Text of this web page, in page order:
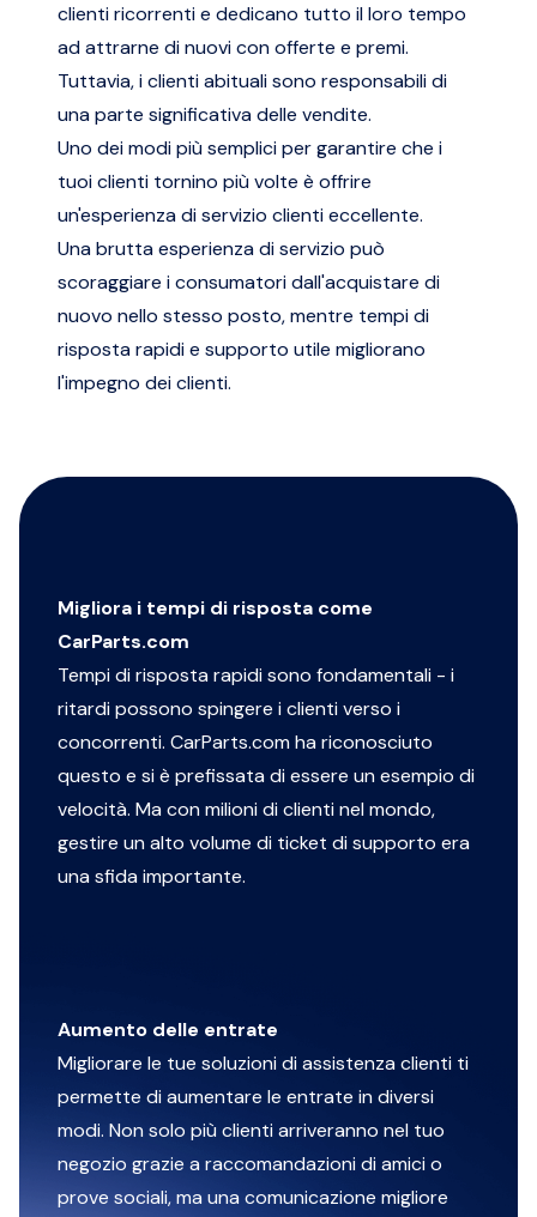
clienti ricorrenti e dedicano tutto il loro tempo
ad attrarne di nuovi con offerte e premi.
Tuttavia, i clienti abituali sono responsabili di
una parte significativa delle vendite.
Uno dei modi più semplici per garantire che i
tuoi clienti tornino più volte è offrire
un'esperienza di servizio clienti eccellente.
Una brutta esperienza di servizio può
scoraggiare i consumatori dall'acquistare di
nuovo nello stesso posto, mentre tempi di
risposta rapidie supporto utile migliorano
l'impegno dei clienti.
Migliora i tempi di risposta come
CarParts.com
Tempi di risposta rapidi sono fondamentali - i
ritardi possono spingere i clienti verso i
concorrenti. CarParts.comha riconosciuto
questo e si è prefissata di essere un esempio di
velocità. Ma con milioni di clienti nel mondo,
gestire un alto volume di ticket di supporto era
una sfida importante.
Aumento delle entrate
Migliorare le tue soluzioni di assistenza clienti ti
permette di aumentare le entrate in diversi
modi. Non solo più clienti arriveranno nel tuo
negozio grazie a raccomandazioni di amici o
prove sociali, ma una comunicazione migliore